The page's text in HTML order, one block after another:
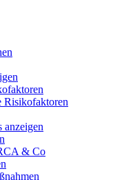
Risikofaktoren
anzeigen
& Co